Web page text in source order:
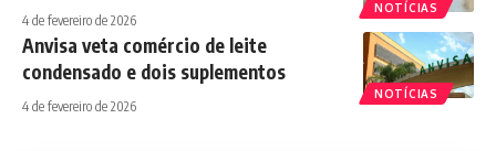
NOTÍCIAS
4 de fevereiro de 2026
NOTÍCIAS
Anvisa veta comércio de leite
condensado e dois suplementos
4 de fevereiro de 2026